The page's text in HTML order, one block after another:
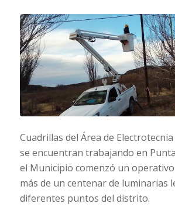
Cuadrillas del Área de
se encuentran trabajando en
el Municipio comenzó un
más de un centenar de luminarias
diferentes puntos del distrito.